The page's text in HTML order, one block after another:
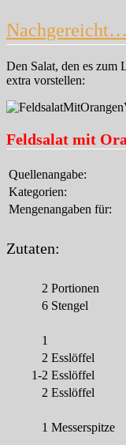
Nachgereicht…
Den Salat, den es zum
extra vorstellen:
Feldsalat mit
Quellenangabe:
Kategorien:
Mengenangaben für:
Zutaten:
2 Portionen
6 Stengel
1
2 Esslöffel
1-2 Esslöffel
2 Esslöffel
1 Messerspitze